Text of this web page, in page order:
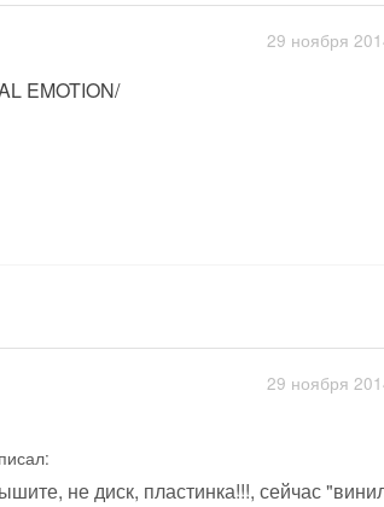
29 ноября
EMOTION/
29 ноября
не диск, пластинка!!!, сейчас